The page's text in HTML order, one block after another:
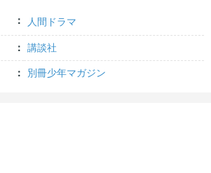
人間ドラマ
講談社
別冊少年マガジン